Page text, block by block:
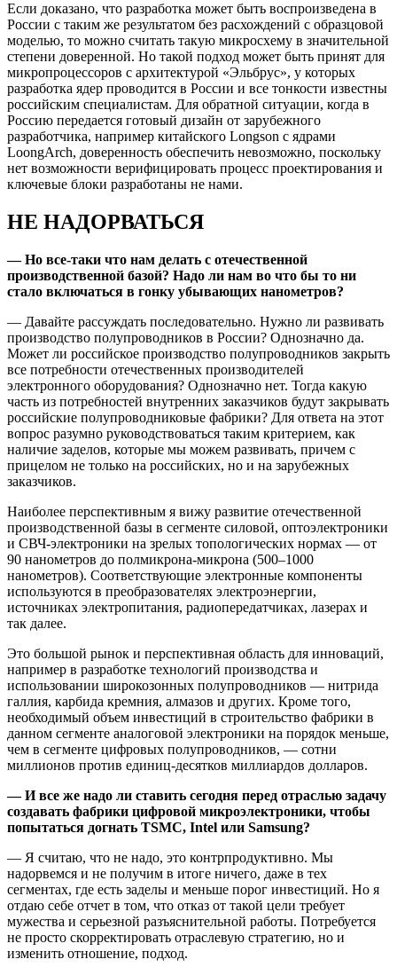
Если доказано, что разработка может быть воспроизведена в
России с таким же результатом без расхождений с образцовой
моделью, то можно считать такую микросхему в значительной
степени доверенной. Но такой подход может быть принят для
микропроцессоров с архитектурой «Эльбрус», у которых
разработка ядер проводится в России и все тонкости известны
российским специалистам. Для обратной ситуации, когда в
Россию передается готовый дизайн от зарубежного
разработчика, например китайского Longson с ядрами
LoongArch, доверенность обеспечить невозможно, поскольку
нет возможности верифицировать процесс проектирования и
ключевые блоки разработаны не нами.
НЕ НАДОРВАТЬСЯ
— Но все-таки что нам делать с отечественной
производственной базой? Надо ли нам во что бы то ни
стало включаться в гонку убывающих нанометров?
— Давайте рассуждать последовательно. Нужно ли развивать
производство полупроводников в России? Однозначно да.
Может ли российское производство полупроводников закрыть
все потребности отечественных производителей
электронного оборудования? Однозначно нет. Тогда какую
часть из потребностей внутренних заказчиков будут закрывать
российские полупроводниковые фабрики? Для ответа на этот
вопрос разумно руководствоваться таким критерием, как
наличие заделов, которые мы можем развивать, причем с
прицелом не только на российских, но и на зарубежных
заказчиков.
Наиболее перспективным я вижу развитие отечественной
производственной базы в сегменте силовой, оптоэлектроники
и СВЧ-электроники на зрелых топологических нормах — от
90 нанометров до полмикрона-микрона (500‒1000
нанометров). Соответствующие электронные компоненты
используются в преобразователях электроэнергии,
источниках электропитания, радиопередатчиках, лазерах и
так далее.
Это большой рынок и перспективная область для инноваций,
например в разработке технологий производства и
использовании широкозонных полупроводников — нитрида
галлия, карбида кремния, алмазов и других. Кроме того,
необходимый объем инвестиций в строительство фабрики в
данном сегменте аналоговой электроники на порядок меньше,
чем в сегменте цифровых полупроводников, — сотни
миллионов против единиц-десятков миллиардов долларов.
— И все же надо ли ставить сегодня перед отраслью задачу
создавать фабрики цифровой микроэлектроники, чтобы
попытаться догнать TSMC, Intel или Samsung?
— Я считаю, что не надо, это контрпродуктивно. Мы
надорвемся и не получим в итоге ничего, даже в тех
сегментах, где есть заделы и меньше порог инвестиций. Но я
отдаю себе отчет в том, что отказ от такой цели требует
мужества и серьезной разъяснительной работы. Потребуется
не просто скорректировать отраслевую стратегию, но и
изменить отношение, подход.